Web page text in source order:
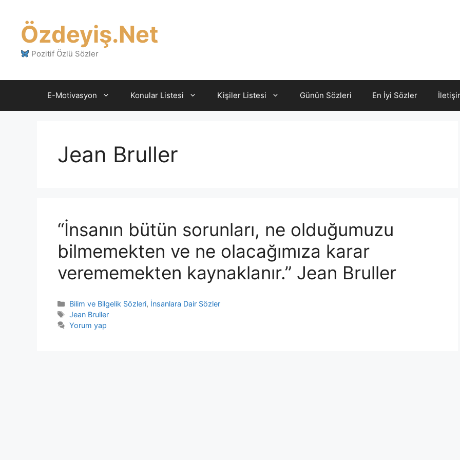
Özdeyiş.Net
Pozitif Özlü Sözler
E-Motivasyon Konular Listesi Kişiler Listesi Günün Sözleri En İyi Sözler
Jean Bruller
“İnsanın bütün sorunları, ne olduğumuzu
bilmemekten ve ne olacağımıza karar
verememekten kaynaklanır.” Jean Bruller
Kategoriler
Bilim ve Bilgelik Sözleri, İnsanlara Dair Sözler
Etiketler
Jean Bruller
Yorum yap